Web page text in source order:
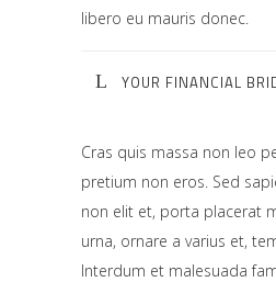
libero eu mauris donec.
YOUR FINANCIAL
Cras quis massa non leo
pretium non eros. Sed
non elit et, porta placerat
urna, ornare a varius et,
Interdum et malesuada